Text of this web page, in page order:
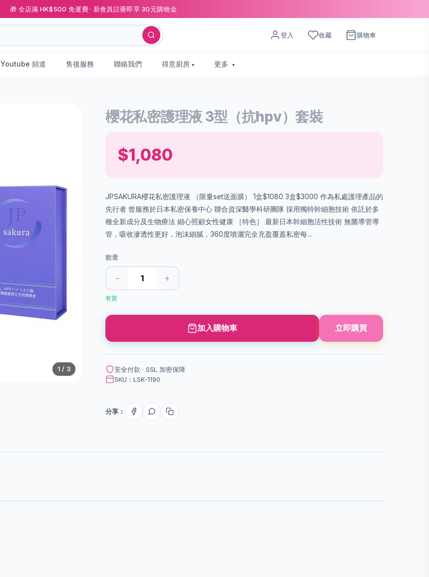
🎁 全店滿 HK$500 免運費 · 新會員註冊即享 30元購物金
登入 收藏 購物車
Youtube 頻道 售後服務 聯絡我們 得意廚房 更多
1 / 3
櫻花私密護理液 3型（抗hpv）套裝
$1,080
JPSAKURA櫻花私密護理液 （限量set送面膜） 1盒$1080 3盒$3000 作為私處護理產品的
先行者 曾服務於日本私密保養中心 聯合資深醫學科研團隊 採用獨特幹細胞技術 依託於多
種全新成分及生物療法 細心照顧女性健康 ［特色］ 最‭‮日新‬‬本幹細‭‮性活胞‬‬技術 無菌‭‮導管導‬‬
管，吸‭‮更性透滲收‬‬好，泡沫‭‮細‬‬膩，360度‭‮完灑噴‬‬全充‭‮覆盈‬‬蓋‭‮每密私‬...
數量
− +
有貨
加入購物車 立即購買
安全付款 · SSL 加密保障
SKU：LSK-1190
分享：